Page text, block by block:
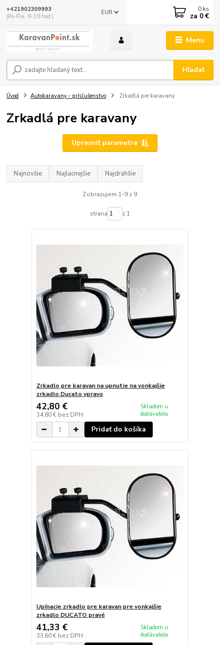
Menu
EUR
Hľadať
+421902309993
(Po-Pia, 9-18 hod.)
0 ks
za 0 €
Úvod Autokaravany - príslušenstvo Zrkadlá pre karavany
Zrkadlá pre karavany
Upresniť parametre
Najnovšie Najlacnejšie Najdrahšie
Zobrazujem 1-9 z 9
strana z 1
Zrkadlo pre karavan na upnutie na vonkajšie
zrkadlo Ducato vpravo
42,80 €
34,80 € bez DPH
Skladom u
dodávateľa
Pridať do košíka
Upínacie zrkadlo pre karavan pre vonkajšie
zrkadlo DUCATO pravé
41,33 €
33,60 € bez DPH
Skladom u
dodávateľa